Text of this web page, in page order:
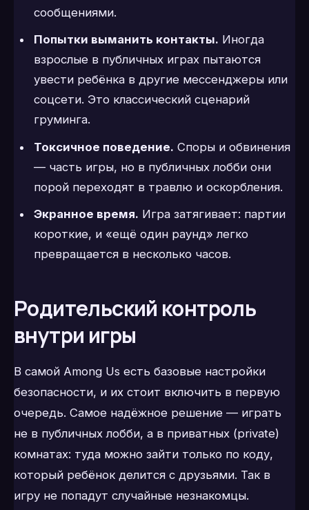
сообщениями.
Попытки выманить контакты. Иногда
взрослые в публичных играх пытаются
увести ребёнка в другие мессенджеры или
соцсети. Это классический сценарий
груминга.
Токсичное поведение. Споры и обвинения
— часть игры, но в публичных лобби они
порой переходят в травлю и оскорбления.
Экранное время. Игра затягивает: партии
короткие, и «ещё один раунд» легко
превращается в несколько часов.
Родительский контроль
внутри игры
В самой Among Us есть базовые настройки
безопасности, и их стоит включить в первую
очередь. Самое надёжное решение — играть
не в публичных лобби, а в приватных (private)
комнатах: туда можно зайти только по коду,
который ребёнок делится с друзьями. Так в
игру не попадут случайные незнакомцы.